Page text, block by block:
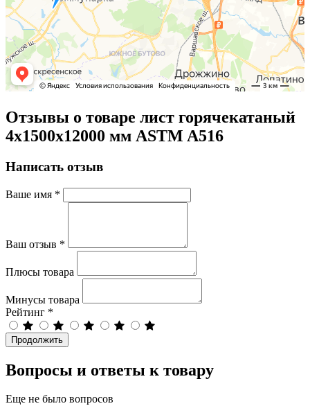
Отзывы о товаре лист горячекатаный
4х1500х12000 мм ASTM A516
Написать отзыв
Ваше имя *
Ваш отзыв *
Плюсы товара
Минусы товара
Рейтинг *
Продолжить
Вопросы и ответы к товару
Еще не было вопросов